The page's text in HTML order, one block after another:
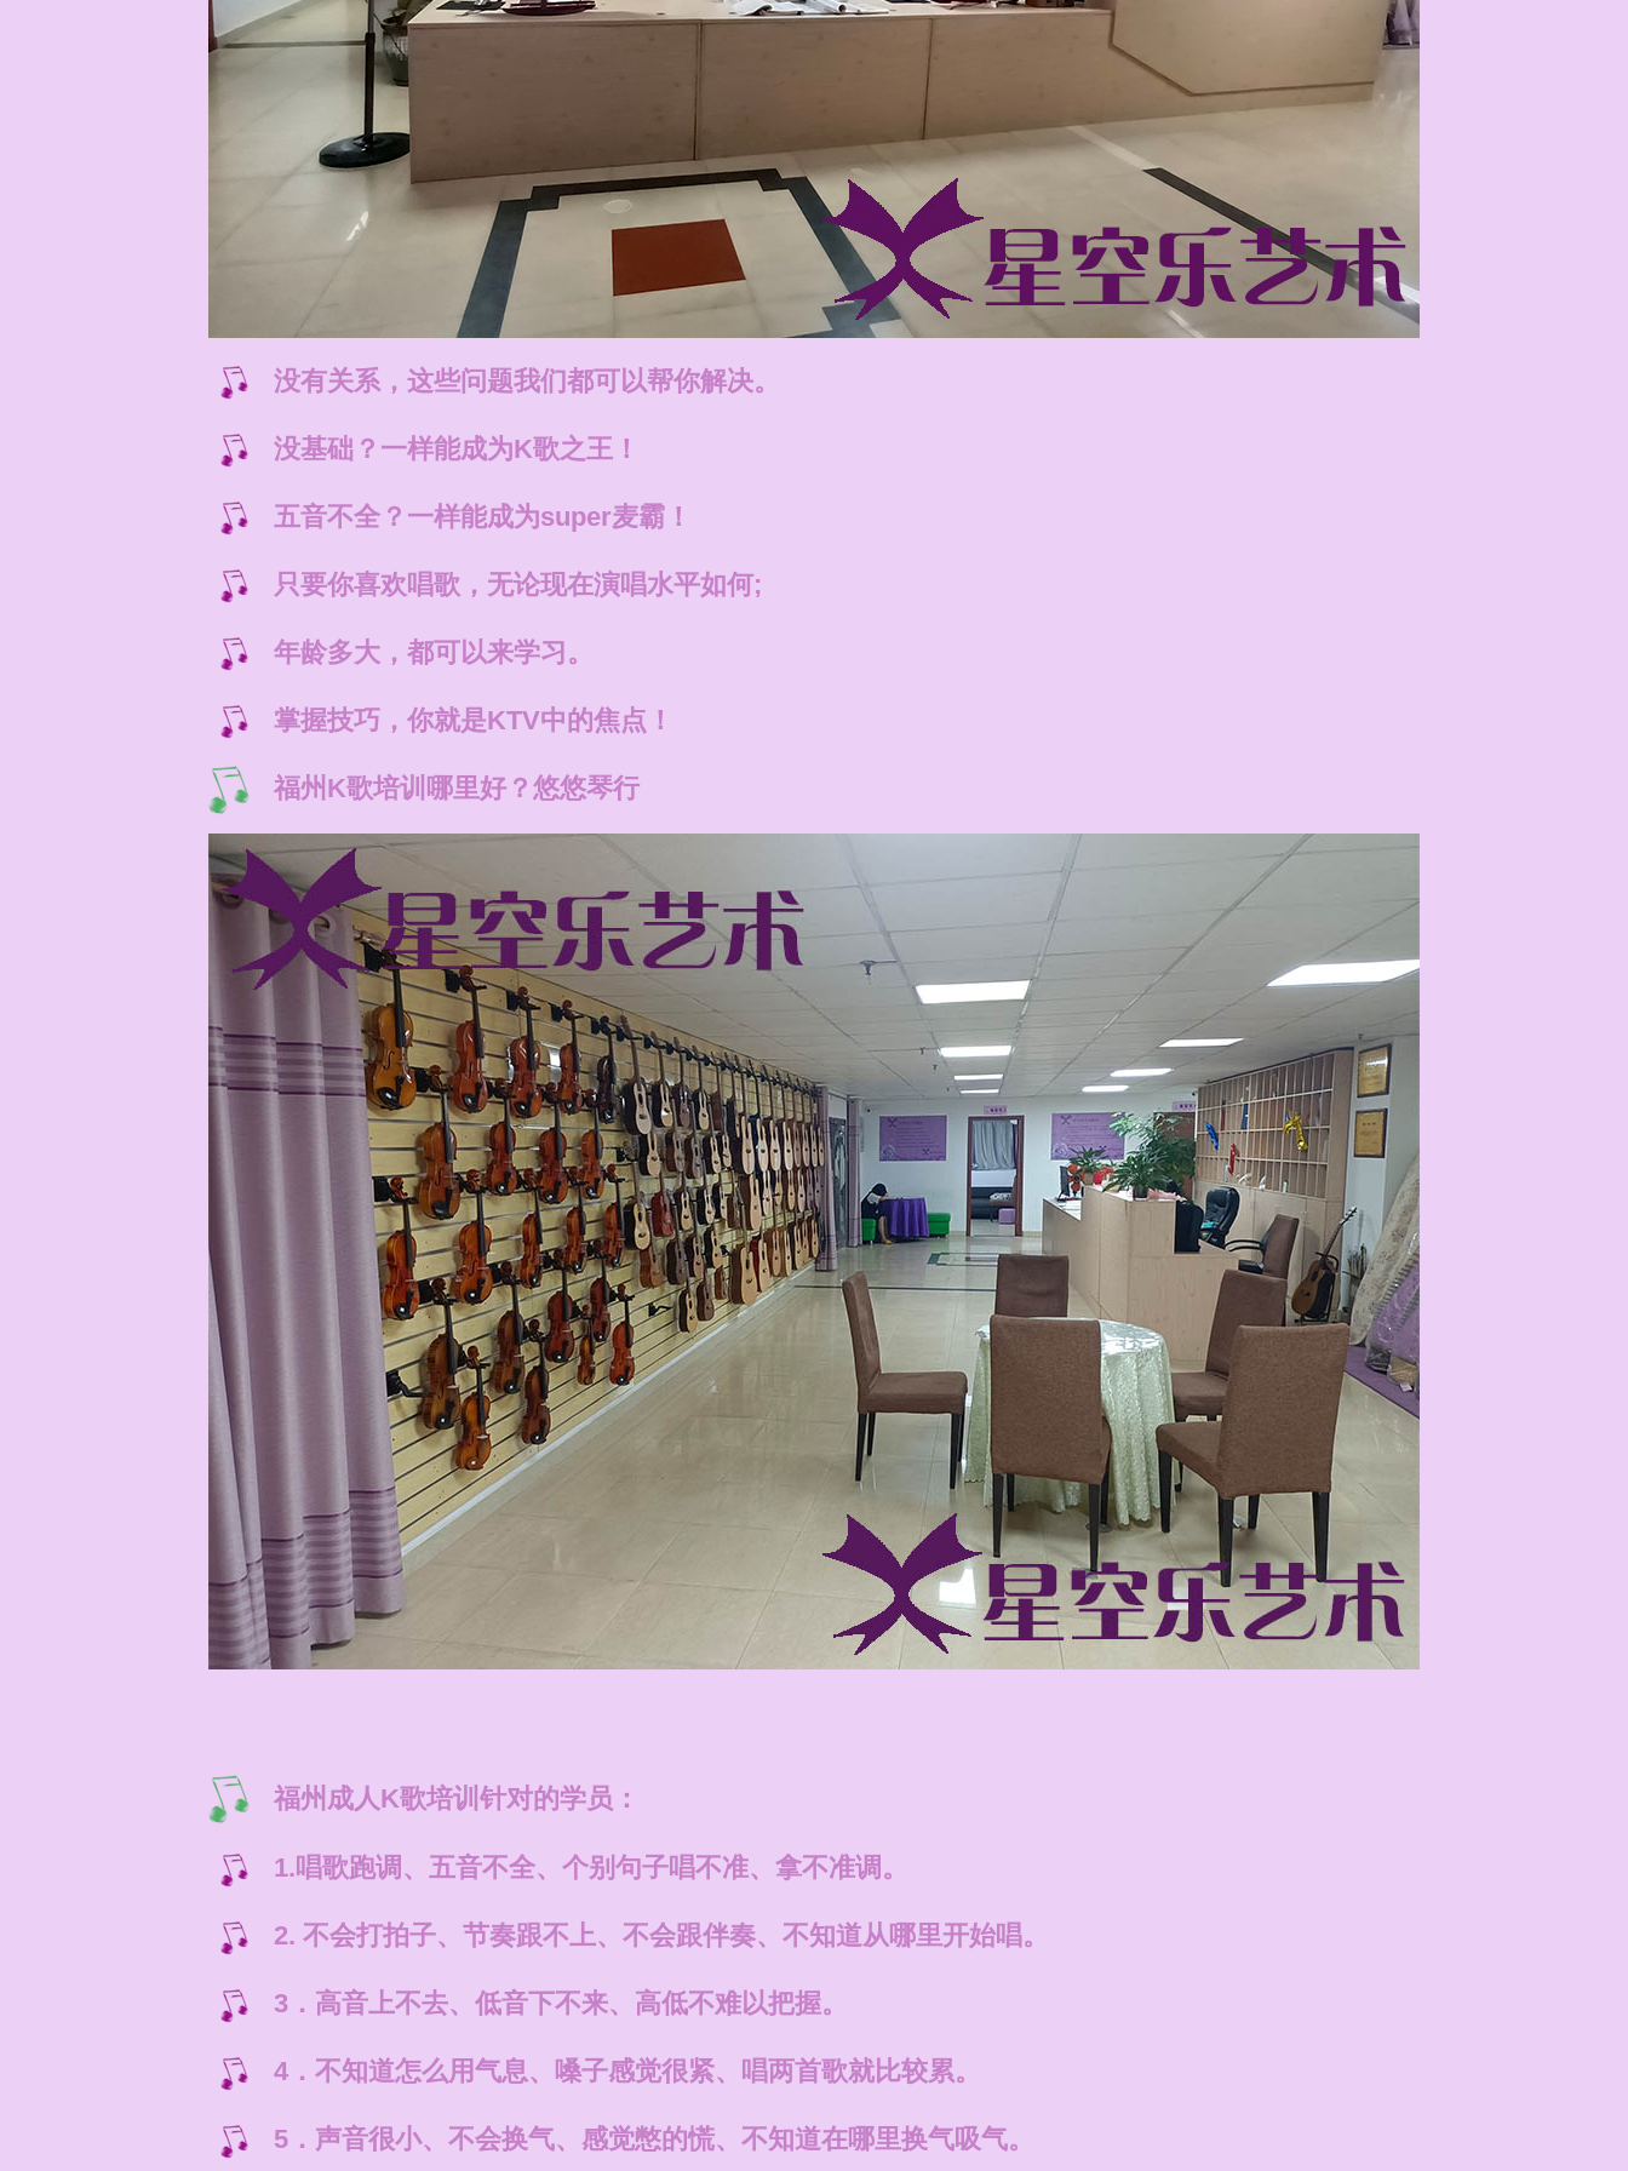
没有关系，这些问题我们都可以帮你解决。
没基础？一样能成为K歌之王！
五音不全？一样能成为super麦霸！
只要你喜欢唱歌，无论现在演唱水平如何;
年龄多大，都可以来学习。
掌握技巧，你就是KTV中的焦点！
福州K歌培训哪里好？悠悠琴行
福州成人K歌培训针对的学员：
1.唱歌跑调、五音不全、个别句子唱不准、拿不准调。
2. 不会打拍子、节奏跟不上、不会跟伴奏、不知道从哪里开始唱。
3．高音上不去、低音下不来、高低不难以把握。
4．不知道怎么用气息、嗓子感觉很紧、唱两首歌就比较累。
5．声音很小、不会换气、感觉憋的慌、不知道在哪里换气吸气。